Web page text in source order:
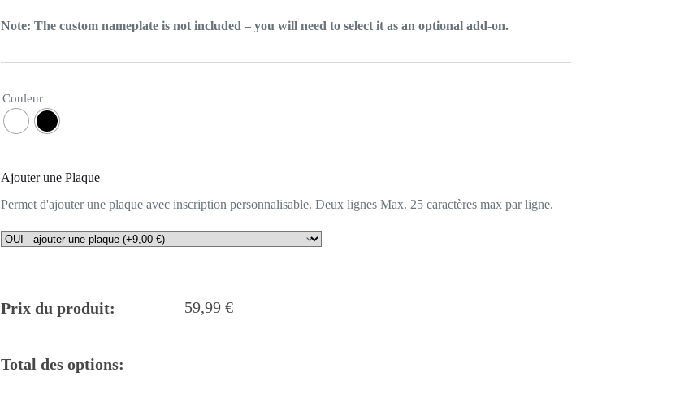
Note: The custom nameplate is not included – you will need to select it as an optional add-on.
Couleur
Ajouter une Plaque
Permet d'ajouter une plaque avec inscription personnalisable. Deux lignes Max. 25 caractères max par ligne.
Prix du produit: 59,99 €
Total des options: